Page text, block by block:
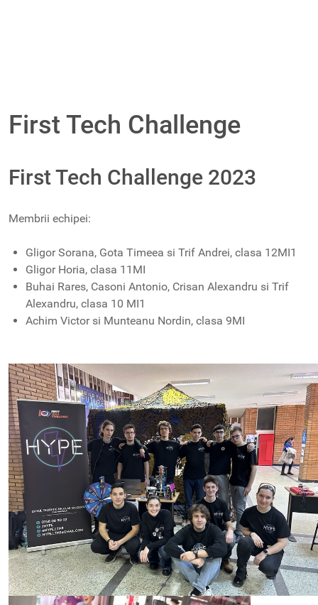
First Tech Challenge
First Tech Challenge 2023
Membrii echipei:
Gligor Sorana, Gota Timeea si Trif Andrei, clasa 12MI1
Gligor Horia, clasa 11MI
Buhai Rares, Casoni Antonio, Crisan Alexandru si Trif
Alexandru, clasa 10 MI1
Achim Victor si Munteanu Nordin, clasa 9MI